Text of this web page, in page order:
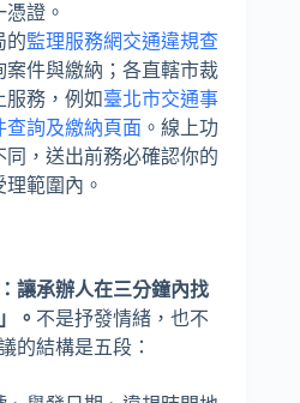
證。
的監理服務網交通違規查
案件與繳納；各直轄市裁
服務，例如臺北市交通事
查詢及繳納頁面 。線上功
同，送出前務必確認你的
範圍內。
讓承辦人在三分鐘內找
。 不是抒發情緒，也不
的結構是五段：